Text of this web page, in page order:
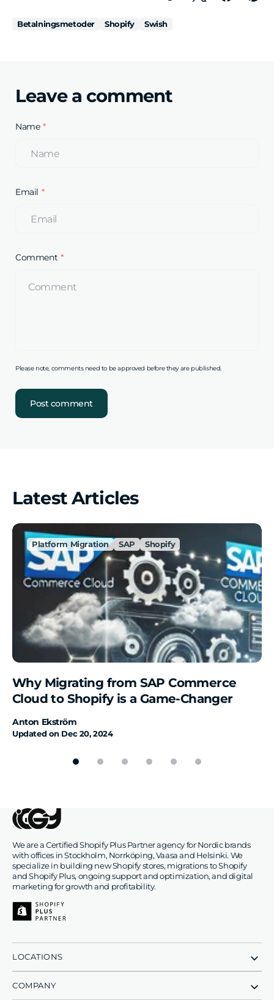
Betalningsmetoder Shopify Swish
Leave a comment
Name
Email
Comment
Please note, comments need to be approved before they are published.
Post comment
Latest Articles
Platform Migration SAP Shopify
Why Migrating from SAP Commerce
Cloud to Shopify is a Game-Changer
Anton Ekström
Updated on Dec 20, 2024
We are a Certified Shopify Plus Partner agency for Nordic brands
with offices in Stockholm, Norrköping, Vaasa and Helsinki. We
specialize in building new Shopify stores, migrations to Shopify
and Shopify Plus, ongoing support and optimization, and digital
marketing for growth and profitability.
LOCATIONS
COMPANY